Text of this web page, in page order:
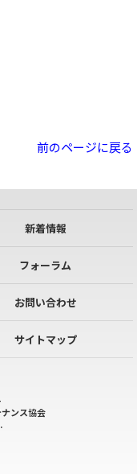
前のページに戻る
新着情報
フォーラム
お問い合わせ
サイトマップ
ンス協会